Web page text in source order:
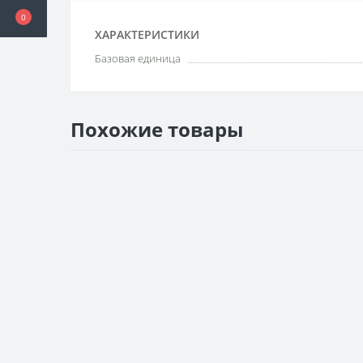
0
ХАРАКТЕРИСТИКИ
Базовая единица
Похожие товары